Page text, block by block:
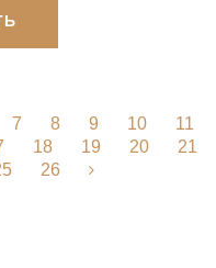
7 8 9 10
11
18 19 20
21
26